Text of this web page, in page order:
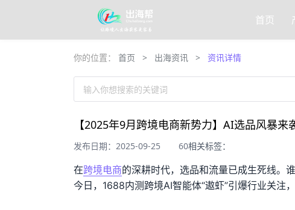
首页
你的位置： 首页 > 出海资讯 > 资讯详情
输入你想搜索的关键词
【2025年9月跨境电商新势力】AI选品风暴
发布日期：2025-09-25 60相关标签：
在跨境电商的深耕时代，选品和流量已成生死线。
今日，1688内测跨境AI智能体“遨虾”引爆行业关注